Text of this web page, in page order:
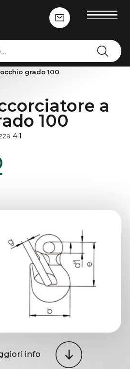
trazione - Tiranti gr.100 -
grado 100
a
100
4:1
info